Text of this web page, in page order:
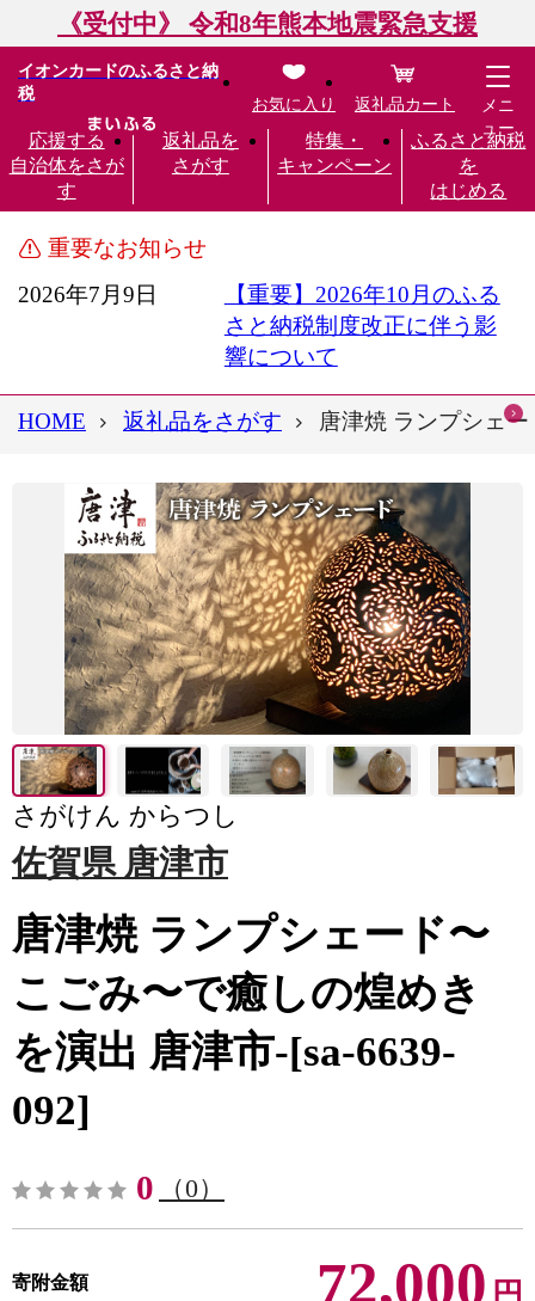
《受付中》 令和8年熊本地震緊急支援
イオンカードのふるさと納
税
応援する
自治体をさが
す
返礼品を
さがす
特集・
キャンペーン
ふるさと納税
を
はじめる
お気に入り 返礼品カート
メニ
ュー
重要なお知らせ
2026年7月9日
【重要】2026年10月のふる
さと納税制度改正に伴う影
響について
HOME 返礼品をさがす 唐津焼 ランプシェ
さがけん からつし
佐賀県 唐津市
唐津焼 ランプシェード〜
こごみ〜で癒しの煌めき
を演出 唐津市-[sa-6639-
092]
0 （0）
寄附金額 72,000